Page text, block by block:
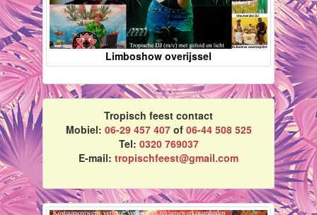
Limboshow overijssel
Tropisch feest contact
Mobiel: 06-29 457 407of 06-44 508 525
Tel: 0320 769037
E-mail: tropischfeest@gmail.com